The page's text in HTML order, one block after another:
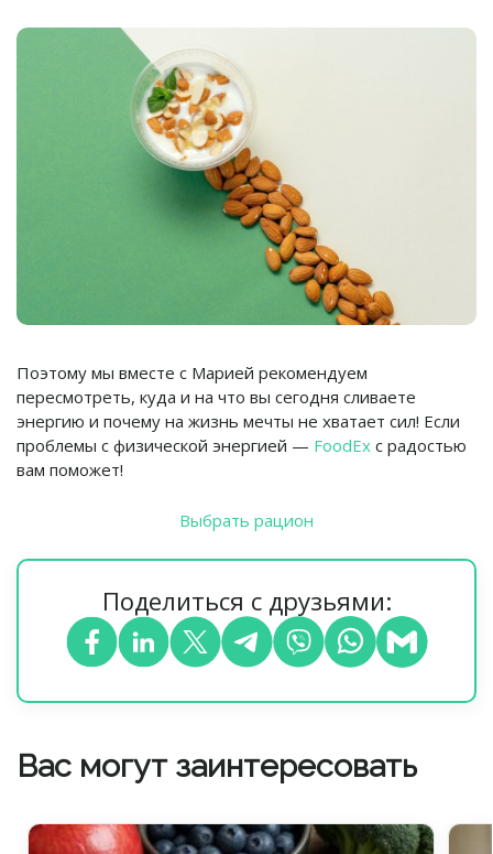
Поэтому мы вместе с Марией рекомендуем
пересмотреть, куда и на что вы сегодня сливаете
энергию и почему на жизнь мечты не хватает сил! Если
проблемы с физической энергией — FoodEx с радостью
вам поможет!
Выбрать рацион
Поделиться с друзьями:
Вас могут заинтересовать